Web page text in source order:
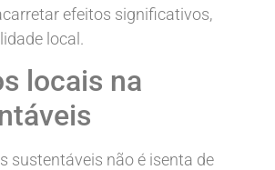
efeitos significativos,
local.
locais na
sustentáveis não é isenta de